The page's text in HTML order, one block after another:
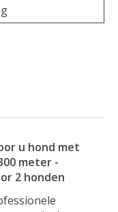
u hond met
meter -
2 honden